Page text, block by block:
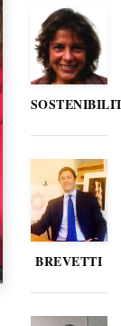
BREVETTI